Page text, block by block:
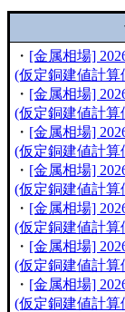
・ [金属相場]
(仮定銅建値計算
・ [金属相場]
(仮定銅建値計算
・ [金属相場]
(仮定銅建値計算
・ [金属相場]
(仮定銅建値計算
・ [金属相場]
(仮定銅建値計算
・ [金属相場]
(仮定銅建値計算
・ [金属相場]
(仮定銅建値計算